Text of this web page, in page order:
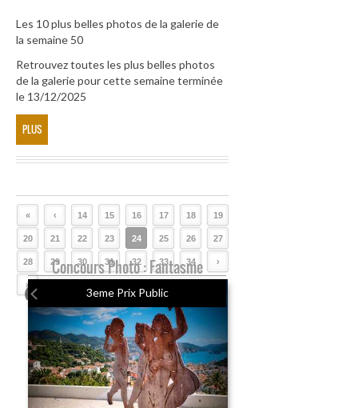
Les 10 plus belles photos de la galerie de
la semaine 50
Retrouvez toutes les plus belles photos
de la galerie pour cette semaine terminée
le 13/12/2025
PLUS
« ‹ 14 15 16 17 18 19
20 21 22 23 24 25 26 27
28 29 30 31 32 33 34 ›
»
Concours Photo : Fantasme
3eme Prix Public